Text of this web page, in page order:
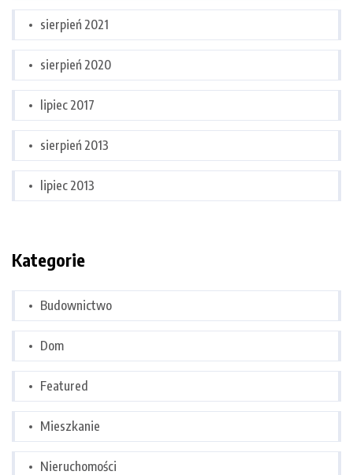
sierpień 2021
sierpień 2020
lipiec 2017
sierpień 2013
lipiec 2013
Kategorie
Budownictwo
Dom
Featured
Mieszkanie
Nieruchomości